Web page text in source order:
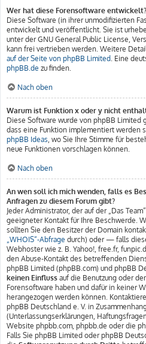
Wer hat diese Forensoftware entwickelt?
Diese Software (in ihrer unmodifizierten
entwickelt und veröffentlicht. Sie ist
unter der GNU General Public License,
kann frei vertrieben werden. Weitere
auf der Seite von phpBB Limited. Eine
phpBB.de zu finden.
Nach oben
Warum ist Funktion x oder y nicht
Diese Software wurde von phpBB Limited
dass eine Funktion implementiert werden
phpBB Ideas, wo Sie Ihre Stimme für
neue Funktionen vorschlagen können.
Nach oben
An wen soll ich mich wenden, falls es
Anfragen zu diesem Forum gibt?
Jeder Administrator, der auf der „Das
geeigneter Kontakt für Ihre Beschwerde.
sollten Sie den Besitzer der Domain
„WHOIS“-Abfrage durch) oder — falls
Webhoster wie z. B. Yahoo!, free.fr,
den Abuse-Kontakt des betreffenden
phpBB Limited (phpBB.com) und phpBB
keinen Einfluss auf die Benutzung oder
Forensoftware haben und dafür in keiner
herangezogen werden können.
phpBB Deutschland e. V. in
(Unterlassungserklärungen,
Website phpbb.com, phpbb.de oder die
Falls Sie phpBB Limited oder phpBB